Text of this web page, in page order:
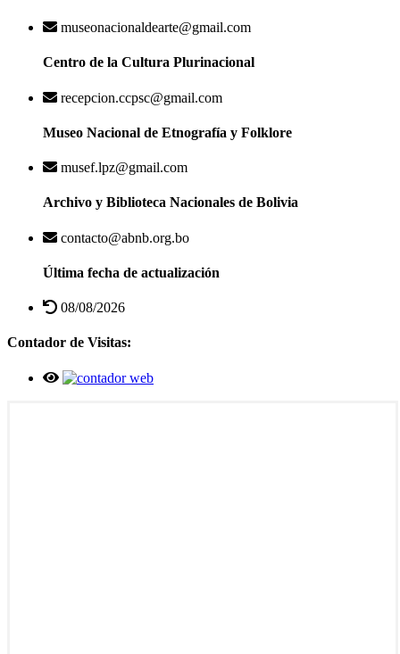
museonacionaldearte@gmail.com
Centro de la Cultura Plurinacional
recepcion.ccpsc@gmail.com
Museo Nacional de Etnografía y Folklore
musef.lpz@gmail.com
Archivo y Biblioteca Nacionales de Bolivia
contacto@abnb.org.bo
Última fecha de actualización
08/08/2026
Contador de Visitas: